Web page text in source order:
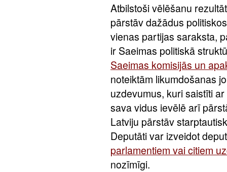
Atbilstoši vēlēšanu
pārstāv dažādus
vienas partijas saraksta,
ir Saeimas politiskā
Saeimas komisijās un
noteiktām likumdošanas
uzdevumus, kuri saistīti
sava vidus ievēlē arī
Latviju pārstāv
Deputāti var izveidot
parlamentiem vai citiem
nozīmīgi.